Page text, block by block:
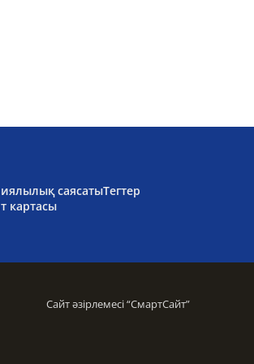
саясатыТегтер
картасы
Сайт әзірлемесі “СмартСайт”